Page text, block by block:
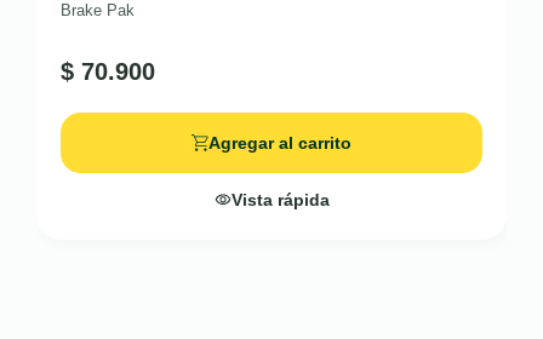
Brake Pak
$ 70.900
Agregar al carrito
Vista rápida